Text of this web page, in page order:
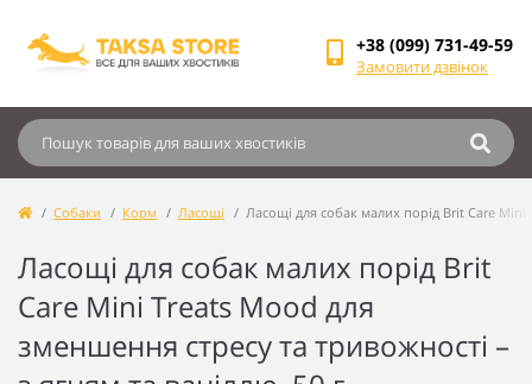
+38 (099) 731-49-59
Замовити дзвінок
Собаки Корм Ласощі Ласощі для собак малих порід Brit Care Mini
Ласощі для собак малих порід Brit
Care Mini Treats Mood для
зменшення стресу та тривожності –